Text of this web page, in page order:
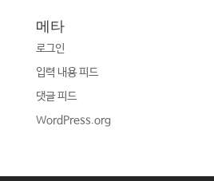
메타
로그인
입력 내용 피드
댓글 피드
WordPress.org